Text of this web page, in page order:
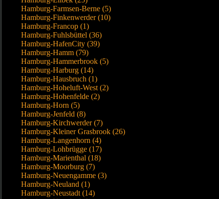
Hamburg-Farmsen-Berne (5)
Hamburg-Finkenwerder (10)
Hamburg-Francop (1)
Hamburg-Fuhlsbüttel (36)
Hamburg-HafenCity (39)
Hamburg-Hamm (79)
Hamburg-Hammerbrook (5)
Hamburg-Harburg (14)
Hamburg-Hausbruch (1)
Hamburg-Hoheluft-West (2)
Hamburg-Hohenfelde (2)
Hamburg-Horn (5)
Hamburg-Jenfeld (8)
Hamburg-Kirchwerder (7)
Hamburg-Kleiner Grasbrook (26)
Hamburg-Langenhorn (4)
Hamburg-Lohbrügge (17)
Hamburg-Marienthal (18)
Hamburg-Moorburg (7)
Hamburg-Neuengamme (3)
Hamburg-Neuland (1)
Hamburg-Neustadt (14)